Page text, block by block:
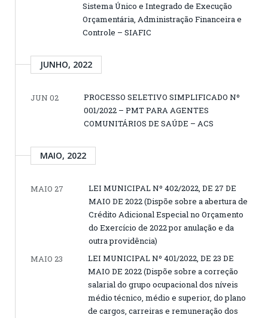
Sistema Único e Integrado de Execução
Orçamentária, Administração Financeira e
Controle – SIAFIC
JUNHO, 2022
JUN 02
PROCESSO SELETIVO SIMPLIFICADO Nº
001/2022 – PMT PARA AGENTES
COMUNITÁRIOS DE SAÚDE – ACS
MAIO, 2022
MAIO 27
LEI MUNICIPAL Nº 402/2022, DE 27 DE
MAIO DE 2022 (Dispõe sobre a abertura de
Crédito Adicional Especial no Orçamento
do Exercício de 2022 por anulação e da
outra providência)
MAIO 23
LEI MUNICIPAL Nº 401/2022, DE 23 DE
MAIO DE 2022 (Dispõe sobre a correção
salarial do grupo ocupacional dos níveis
médio técnico, médio e superior, do plano
de cargos, carreiras e remuneração dos